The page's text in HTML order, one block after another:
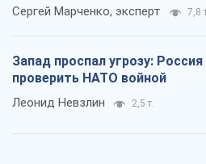
Сергей Марченко, эксперт 7,8
Запад проспал угрозу:
проверить НАТО войной
Леонид Невзлин 2,5 т.